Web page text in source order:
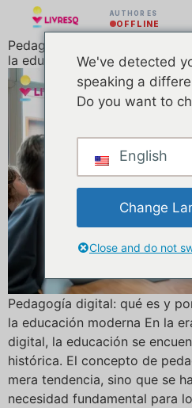
AUTHOR ES
OFFLINE
Pedagogía digital: qué es y
la educación moderna
Pedagogía digital: qué es y
la educación moderna En la
digital, la educación se
histórica. El concepto de
mera tendencia, sino que se
necesidad fundamental para
We've detected
speaking a
Do you want to
English
Change
Close and do not